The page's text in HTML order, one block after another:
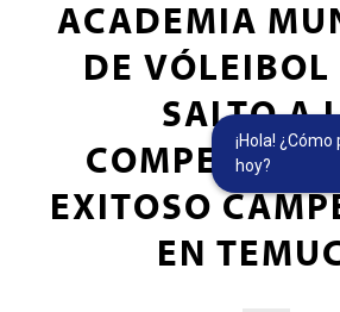
ACADEMIA
DE VÓLEIBOL
SALTO A
EXITOSO
EN
¡Hola!
hoy?